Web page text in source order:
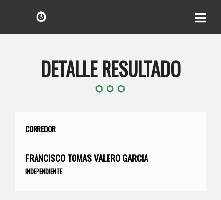
DETALLE RESULTADO
CORREDOR
FRANCISCO TOMAS VALERO GARCIA
INDEPENDIENTE